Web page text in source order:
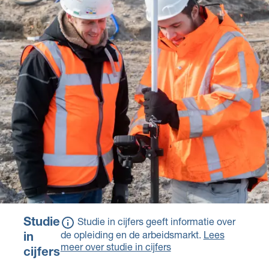
met het erkende
leerbedrijf en krijg je
salaris.
Een ander diploma of
bewijsstuk dat de
overheid heeft erkend
op basis van een
ministeriële regeling
Voor deze opleiding
kan een school
aanvullende eisen
stellen of wiskunde of
natuur- en scheikunde
onderdeel waren van
het eindexamen.
Studie
in
cijfers
Studie in cijfers geeft informatie over
de opleiding en de arbeidsmarkt. Lees
meer over studie in cijfers